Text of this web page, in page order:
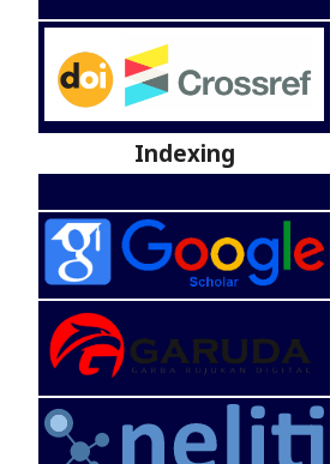
Indexing